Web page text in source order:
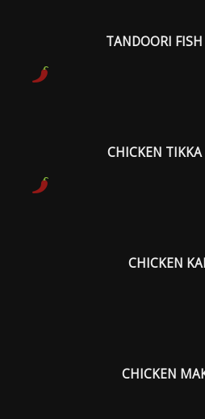
TANDOORI
CHICKEN
CHICKEN
CHICKEN